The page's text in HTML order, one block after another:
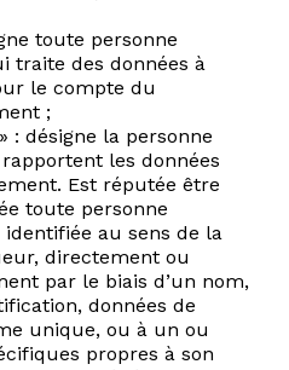
toute personne
traite des données à
le compte du
;
: désigne la personne
les données
Est réputée être
toute personne
au sens de la
directement ou
par le biais d’un nom,
données de
unique, ou à un ou
propres à son